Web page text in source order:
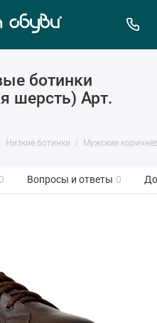
ботинки
шерсть) Арт.
Низкие ботинки Мужские
0 Вопросы и ответы 0